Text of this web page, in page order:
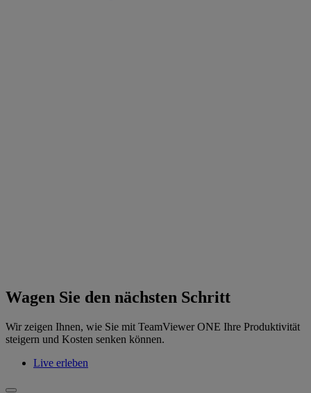
Wagen Sie den nächsten Schritt
Wir zeigen Ihnen, wie Sie mit TeamViewer ONE Ihre Produktivität
steigern und Kosten senken können.
Live erleben